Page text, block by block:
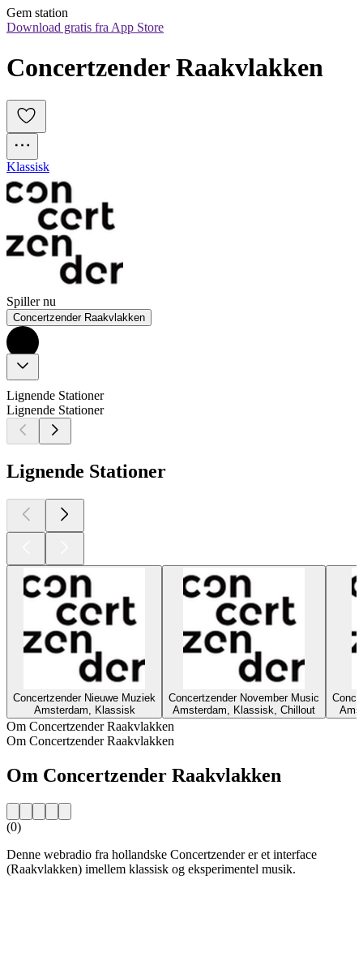
Gem station
Download gratis fra App Store
Concertzender Raakvlakken
Klassisk
Spiller nu
Concertzender Raakvlakken
Lignende Stationer
Lignende Stationer
Lignende Stationer
Concertzender Nieuwe Muziek
Amsterdam, Klassisk
Concertzender November Music
Amsterdam, Klassisk, Chillout
Om Concertzender Raakvlakken
Om Concertzender Raakvlakken
Om Concertzender Raakvlakken
(0)
Denne webradio fra hollandske Concertzender er et interface
(Raakvlakken) imellem klassisk og eksperimentel musik.